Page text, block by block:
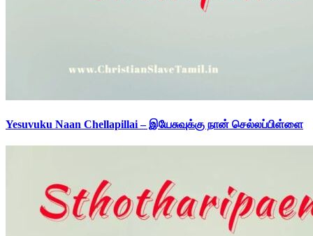
Yesuvuku Naan Chellapillai – இயேசுவுக்கு நான் செல்லப்பிள்ளை